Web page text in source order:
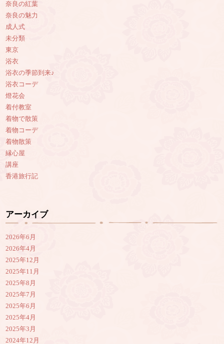
奈良の紅葉
奈良の魅力
成人式
未分類
東京
浴衣
浴衣の季節到来♪
浴衣コーデ
燈花会
着付教室
着物で散策
着物コーデ
着物散策
縁心屋
講座
香港旅行記
アーカイブ
2026年6月
2026年4月
2025年12月
2025年11月
2025年8月
2025年7月
2025年6月
2025年4月
2025年3月
2024年12月